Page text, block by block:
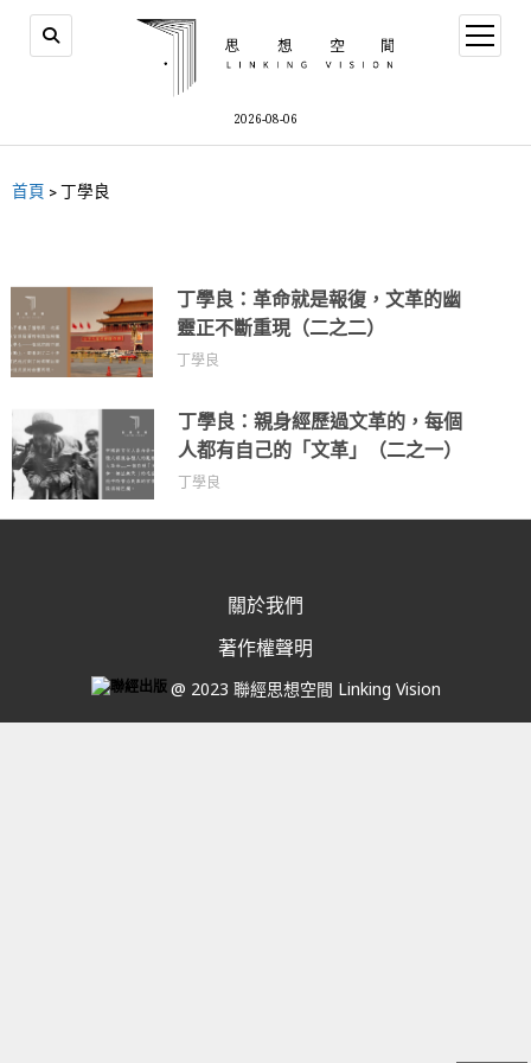
2026-08-06
首頁 >丁學良
丁學良：革命就是報復，文革的幽
靈正不斷重現（二之二）
丁學良
丁學良：親身經歷過文革的，每個
人都有自己的「文革」（二之一）
丁學良
關於我們
著作權聲明
@ 2023 聯經思想空間 Linking Vision